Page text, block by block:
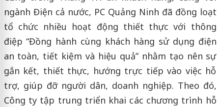
ngành Điện cả nước, PC Quảng Ninh đã đồng loạt
tổ chức nhiều hoạt động thiết thực với thông
điệp “Đồng hành cùng khách hàng sử dụng điện
an toàn, tiết kiệm và hiệu quả” nhằm tạo nên sự
gắn kết, thiết thực, hướng trực tiếp vào việc hỗ
trợ, giúp đỡ người dân, doanh nghiệp. Theo đó,
Công ty tập trung triển khai các chương trình hỗ